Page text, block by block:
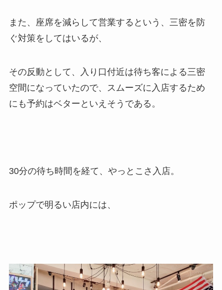
また、座席を減らして営業するという、三密を防
ぐ対策をしてはいるが、
その反動として、入り口付近は待ち客による三密
空間になっていたので、スムーズに入店するため
にも予約はベターといえそうである。
30分の待ち時間を経て、やっとこさ入店。
ポップで明るい店内には、